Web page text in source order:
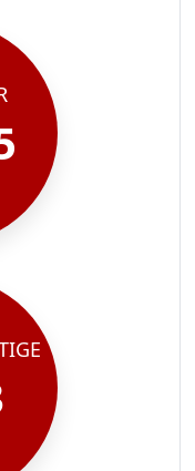
sind rund 1663
Menschen
in Verden,